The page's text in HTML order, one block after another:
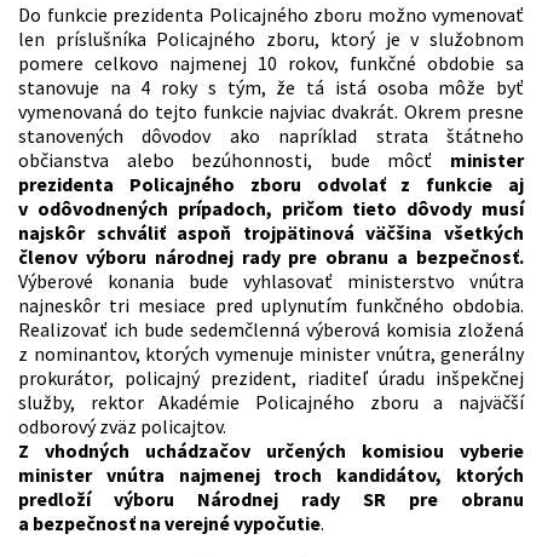
Do funkcie prezidenta Policajného zboru možno vymenovať
len príslušníka Policajného zboru, ktorý je v služobnom
pomere celkovo najmenej 10 rokov, funkčné obdobie sa
stanovuje na 4 roky s tým, že tá istá osoba môže byť
vymenovaná do tejto funkcie najviac dvakrát. Okrem presne
stanovených dôvodov ako napríklad strata štátneho
občianstva alebo bezúhonnosti, bude môcť minister
prezidenta Policajného zboru odvolať z funkcie aj
v odôvodnených prípadoch, pričom tieto dôvody musí
najskôr schváliť aspoň trojpätinová väčšina všetkých
členov výboru národnej rady pre obranu a bezpečnosť.
Výberové konania bude vyhlasovať ministerstvo vnútra
najneskôr tri mesiace pred uplynutím funkčného obdobia.
Realizovať ich bude sedemčlenná výberová komisia zložená
z nominantov, ktorých vymenuje minister vnútra, generálny
prokurátor, policajný prezident, riaditeľ úradu inšpekčnej
služby, rektor Akadémie Policajného zboru a najväčší
odborový zväz policajtov.
Z vhodných uchádzačov určených komisiou vyberie
minister vnútra najmenej troch kandidátov, ktorých
predloží výboru Národnej rady SR pre obranu
a bezpečnosť na verejné vypočutie.